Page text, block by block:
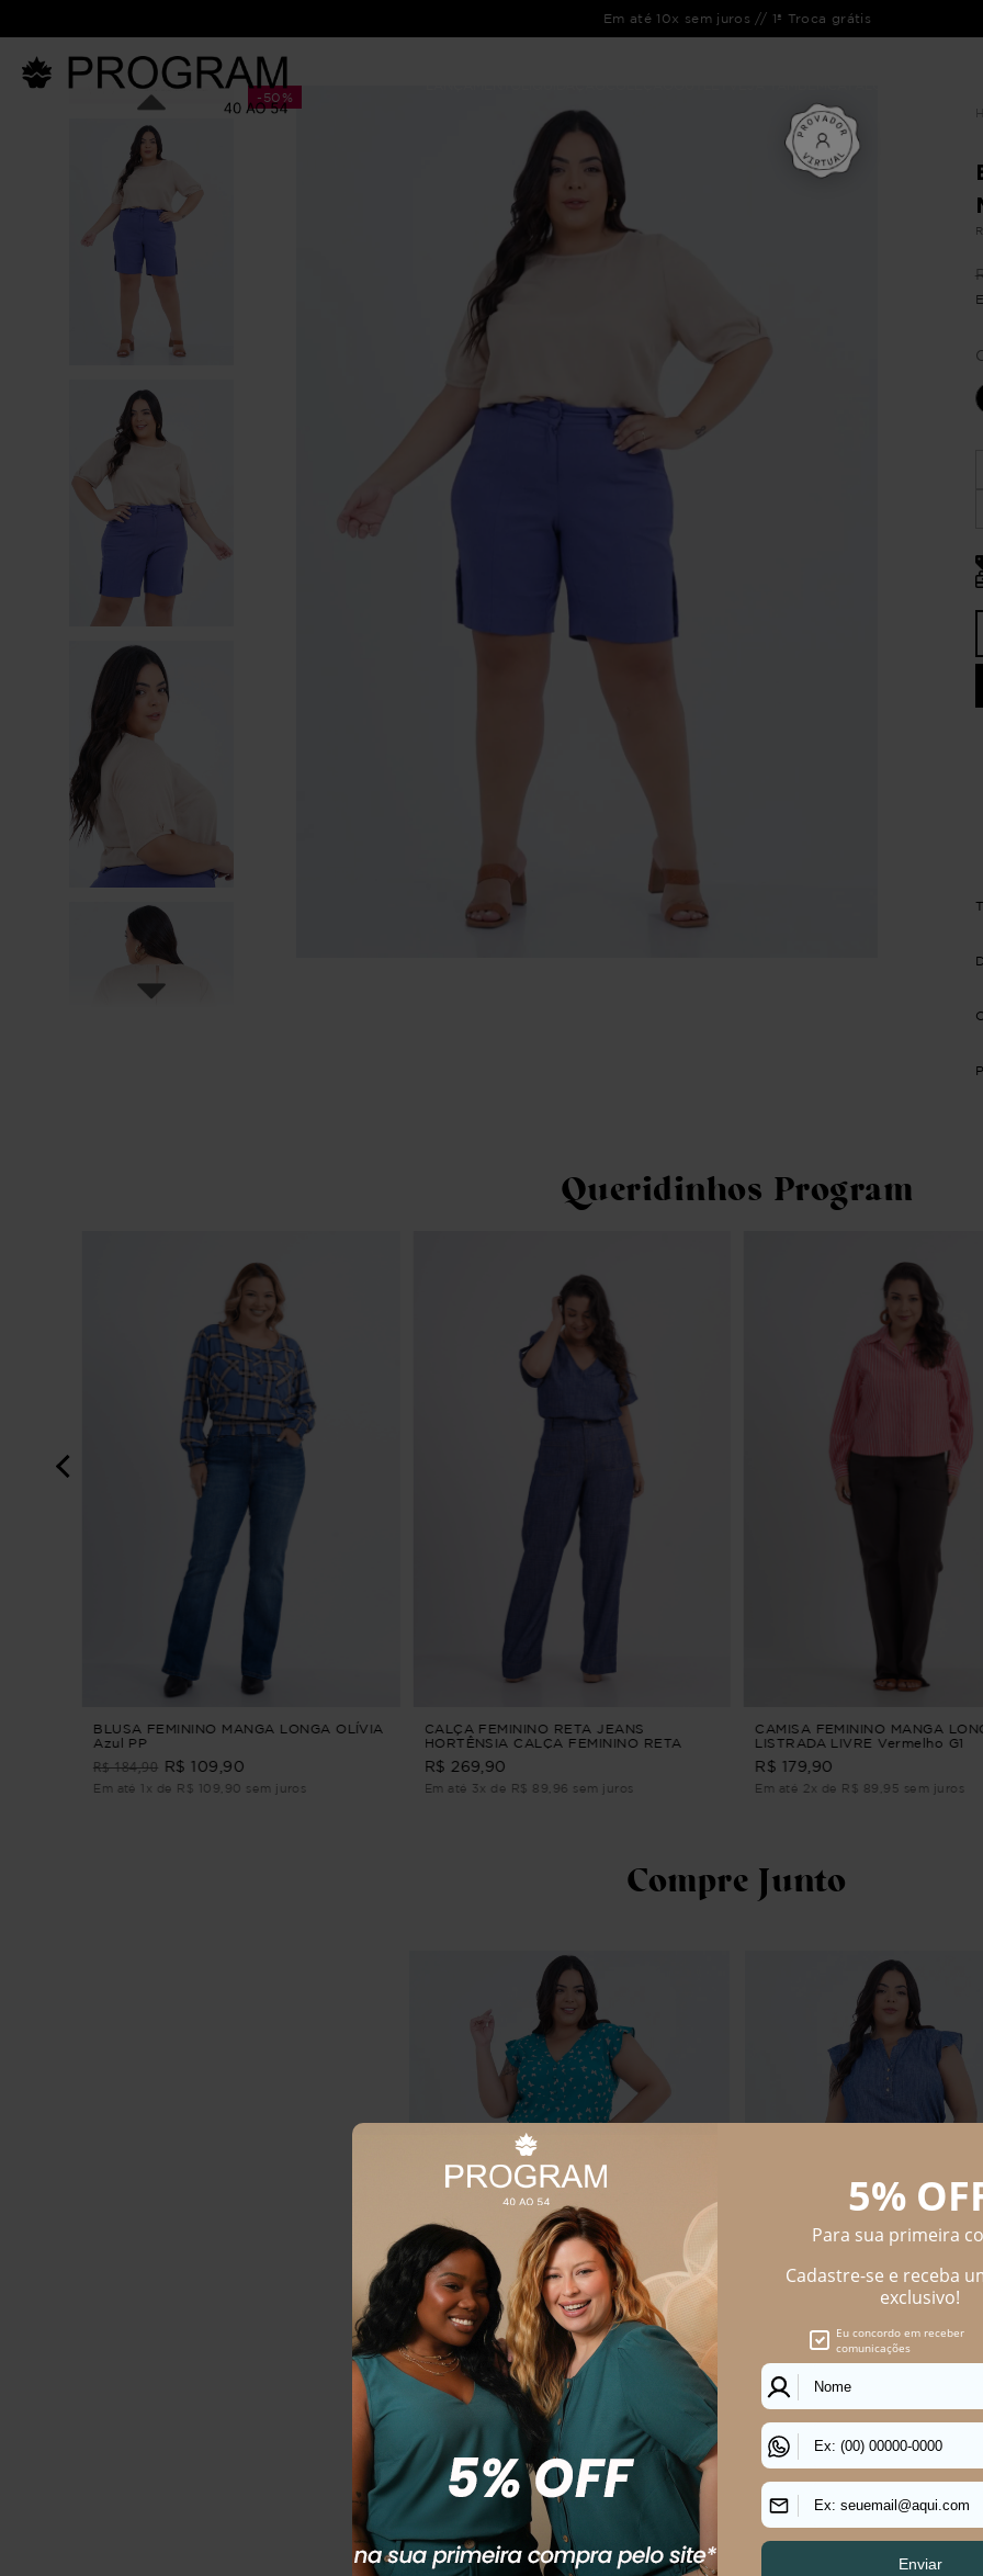
Em até 10x sem juros // 1ª Troca grátis
- 50%
Queridinhos Program
BLUSA FEMININO MANGA LONGA OLÍVIA
Azul PP
R$ 184,90 R$ 109,90
Em até 1x de R$ 109,90 sem juros
CALÇA FEMININO RETA JEANS
HORTÊNSIA CALÇA FEMININO RETA
JEANS M
R$ 269,90
Em até 3x de R$ 89,96 sem juros
CAMISA FEMININO MANGA
LISTRADA LIVRE Vermelho G1
R$ 179,90
Em até 2x de R$ 89,95 sem juros
Compre Junto
Shorts Plus Size Feminino Jeans Abertura
R$ 189, 90 R$ 134,90
Em até2x R$ 67,45 sem juros
Bermuda Plus Size Feminino
Em até 3 R$ sem juros